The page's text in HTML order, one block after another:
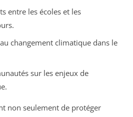
entre les écoles et les
changement climatique dans le
sur les enjeux de
non seulement de protéger